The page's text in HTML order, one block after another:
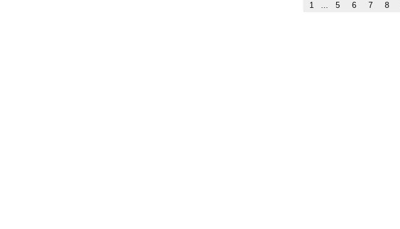
1 ... 5 6 7 8